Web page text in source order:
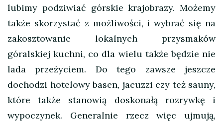
lubimy podziwiać górskie krajobrazy. Możemy
także skorzystać z możliwości, i wybrać się na
zakosztowanie lokalnych przysmaków
góralskiej kuchni, co dla wielu także będzie nie
lada przeżyciem. Do tego zawsze jeszcze
dochodzi hotelowy basen, jacuzzi czy też sauny,
które także stanowią doskonałą rozrywkę i
wypoczynek. Generalnie rzecz więc ujmują,